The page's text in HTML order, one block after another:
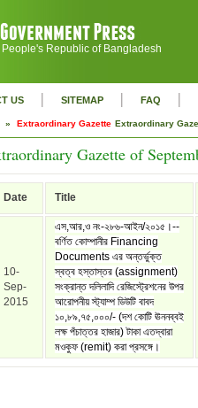
Republic of Bangladesh
US | SITEMAP | FAQ |
» Extraordinary Gazette Extraordinary
Gazette of
Date Title
10-
Sep-
2015
এস,আর,ও নং-২৮৬-আইন/২০১৫।--
বর্ণিত কোম্পানীর Financing
Documents এর অন্তর্ভুক্ত
স্বত্ব হস্তাস্তর (assignment)
সংক্রান্ত দলিলাদি রেজিস্ট্রেশনের উপর
আরোপনীয় স্ট্যাম্প ডিউটি বাবদ
১০,৮৯,৭৫,০০০/- (দশ কোটি ঊননব্বই
লক্ষ পঁচাত্তর হাজার) টাকা এতদ্বারা
মওকুফ (remit) করা প্রসঙ্গে।